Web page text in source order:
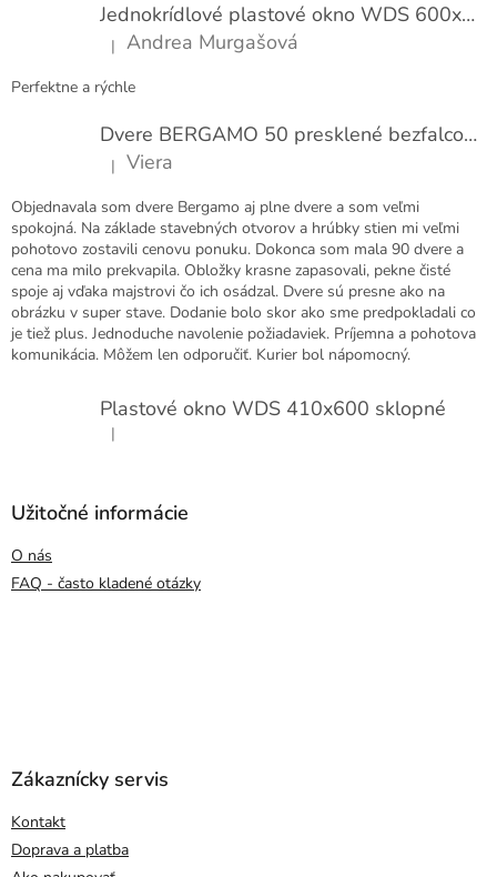
Jednokrídlové plastové okno WDS 600x1000
Hodnotenie produktu je 5 z 5 hviezdičiek.
| Andrea Murgašová
Perfektne a rýchle
Dvere BERGAMO 50 presklené bezfalcové EXTRA
Hodnotenie produktu je 5 z 5 hviezdičiek.
| Viera
Objednavala som dvere Bergamo aj plne dvere a som veľmi
spokojná. Na základe stavebných otvorov a hrúbky stien mi veľmi
pohotovo zostavili cenovu ponuku. Dokonca som mala 90 dvere a
cena ma milo prekvapila. Obložky krasne zapasovali, pekne čisté
spoje aj vďaka majstrovi čo ich osádzal. Dvere sú presne ako na
obrázku v super stave. Dodanie bolo skor ako sme predpokladali co
je tiež plus. Jednoduche navolenie požiadaviek. Príjemna a pohotova
komunikácia. Môžem len odporučiť. Kurier bol nápomocný.
Plastové okno WDS 410x600 sklopné
Hodnotenie produktu je 5 z 5 hviezdičiek.
|
Užitočné informácie
O nás
FAQ - často kladené otázky
Zákaznícky servis
Kontakt
Doprava a platba